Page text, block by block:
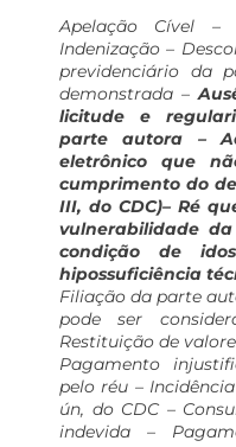
Apelação Cível –
Indenização –
previdenciário da
demonstrada –
licitude e
parte autora –
eletrônico que
cumprimento do
III, do CDC)– Ré
vulnerabilidade
condição de
hipossuficiência
Filiação da parte
pode ser
Restituição de
Pagamento
pelo réu –
ún, do CDC –
indevida –